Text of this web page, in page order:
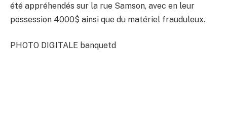
été appréhendés sur la rue Samson, avec en leur
possession 4000$ ainsi que du matériel frauduleux.
PHOTO DIGITALE banquetd